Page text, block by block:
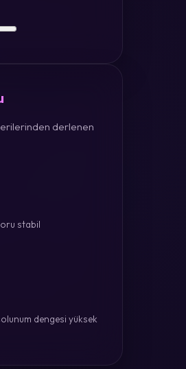
derlenen
stabil
dengesi yüksek